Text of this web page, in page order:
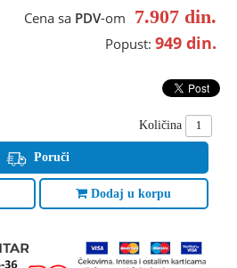
Cena sa PDV-om 7.907 din.
Popust: 949 din.
Količina
Poruči
Dodaj u korpu